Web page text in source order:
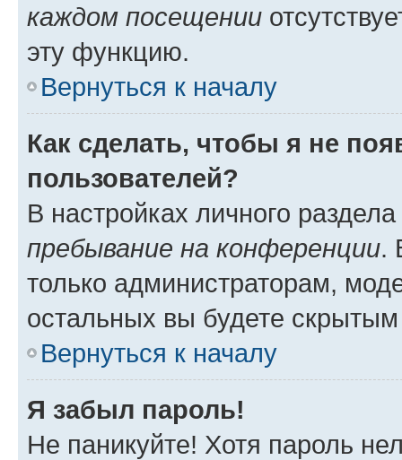
каждом посещении
эту функцию.
Вернуться к началу
Как сделать, чтобы я не
пользователей?
В настройках личного
пребывание на конференции.
только администраторам,
остальных вы будете
Вернуться к началу
Я забыл пароль!
Не паникуйте! Хотя пароль